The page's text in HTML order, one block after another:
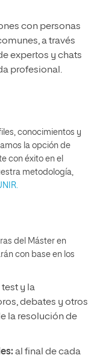
con personas
a través
expertos y chats
profesional.
conocimientos y
la opción de
con éxito en el
metodología,
del Máster en
con base en los
test y la
debates y otros
la resolución de
al final de cada